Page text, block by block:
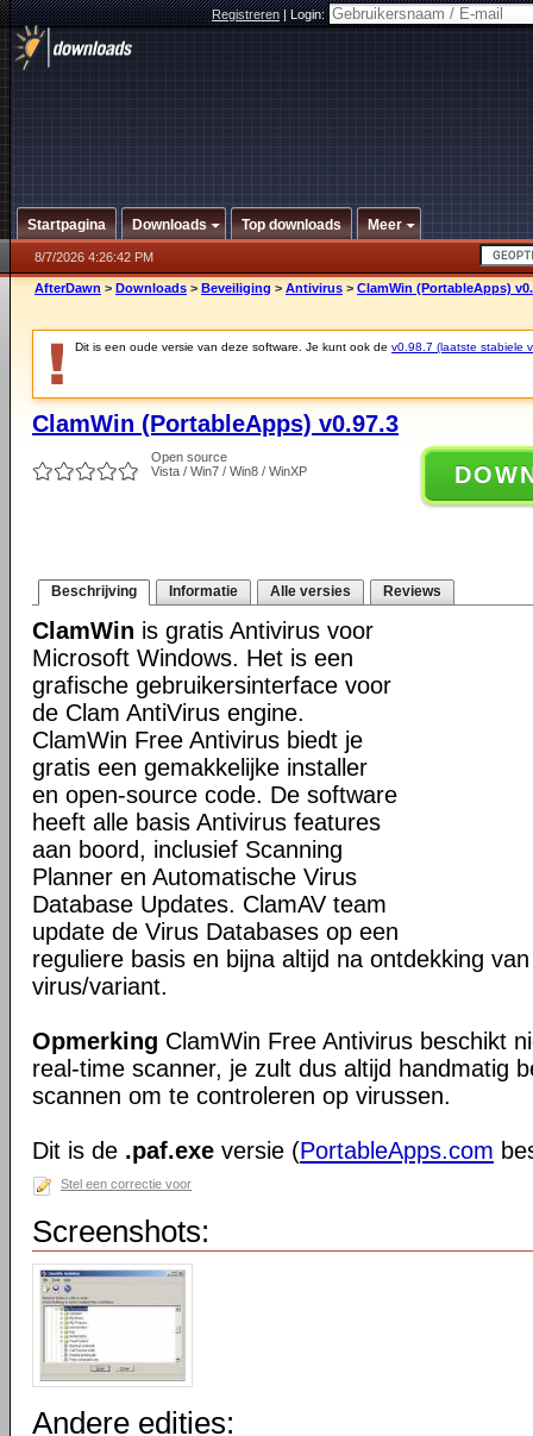
Registreren|Login:
Startpagina Downloads Top downloads Meer
8/7/2026 4:26:42 PM
AfterDawn > Downloads > Beveiliging > Antivirus > ClamWin (PortableApps)
Dit is een oude versie van deze software. Je kunt ook de v0.98.7 (laatste stabiele
ClamWin (PortableApps) v0.97.3
Open source
Vista / Win7 / Win8 / WinXP
Beschrijving Informatie Alle versies Reviews
ClamWin is gratis Antivirus voor
Microsoft Windows. Het is een
grafische gebruikersinterface voor
de Clam AntiVirus engine.
ClamWin Free Antivirus biedt je
gratis een gemakkelijke installer
en open-source code. De software
heeft alle basis Antivirus features
aan boord, inclusief Scanning
Planner en Automatische Virus
Database Updates. ClamAV team
update de Virus Databases op een
reguliere basis en bijna altijd na ontdekking
virus/variant.
Opmerking ClamWin Free Antivirus beschikt
real-time scanner, je zult dus altijd handmatig
scannen om te controleren op virussen.
Dit is de .paf.exe versie (PortableApps.com
Stel een correctie voor
Screenshots:
Andere edities: